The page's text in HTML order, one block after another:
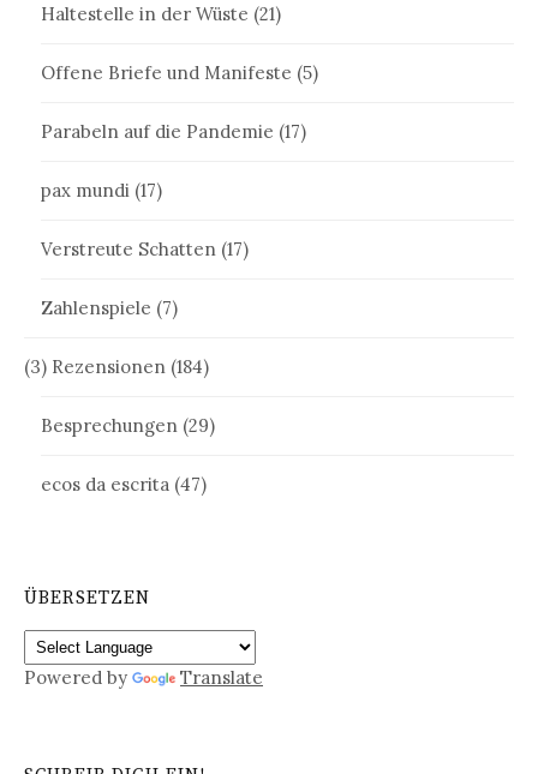
Haltestelle in der Wüste (21)
Offene Briefe und Manifeste (5)
Parabeln auf die Pandemie (17)
pax mundi (17)
Verstreute Schatten (17)
Zahlenspiele (7)
(3) Rezensionen (184)
Besprechungen (29)
ecos da escrita (47)
ÜBERSETZEN
Powered by Translate